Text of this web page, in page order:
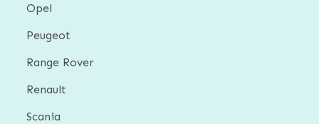
Opel
Peugeot
Range Rover
Renault
Scania